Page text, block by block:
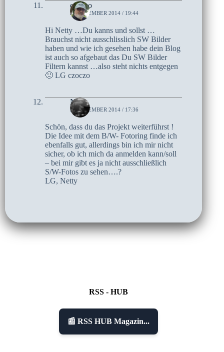
czoczo
2. NOVEMBER 2014 / 19:44
Hi Netty …Du kanns und sollst …
Brauchst nicht ausschlisslich SW Bilder
haben und wie ich gesehen habe dein Blog
ist auch so afgebaut das Du SW Bilder
Filtern kannst …also steht nichts entgegen
🙂 LG czoczo
Netty
2. NOVEMBER 2014 / 17:36
Schön, dass du das Projekt weiterführst !
Die Idee mit dem B/W- Fotoring finde ich
ebenfalls gut, allerdings bin ich mir nicht
sicher, ob ich mich da anmelden kann/soll
– bei mir gibt es ja nicht ausschließlich
S/W-Fotos zu sehen….?
LG, Netty
RSS - HUB
📰 RSS HUB Magazin...